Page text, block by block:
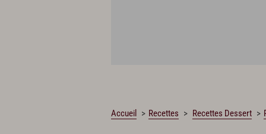
Accueil Recettes Recettes Dessert